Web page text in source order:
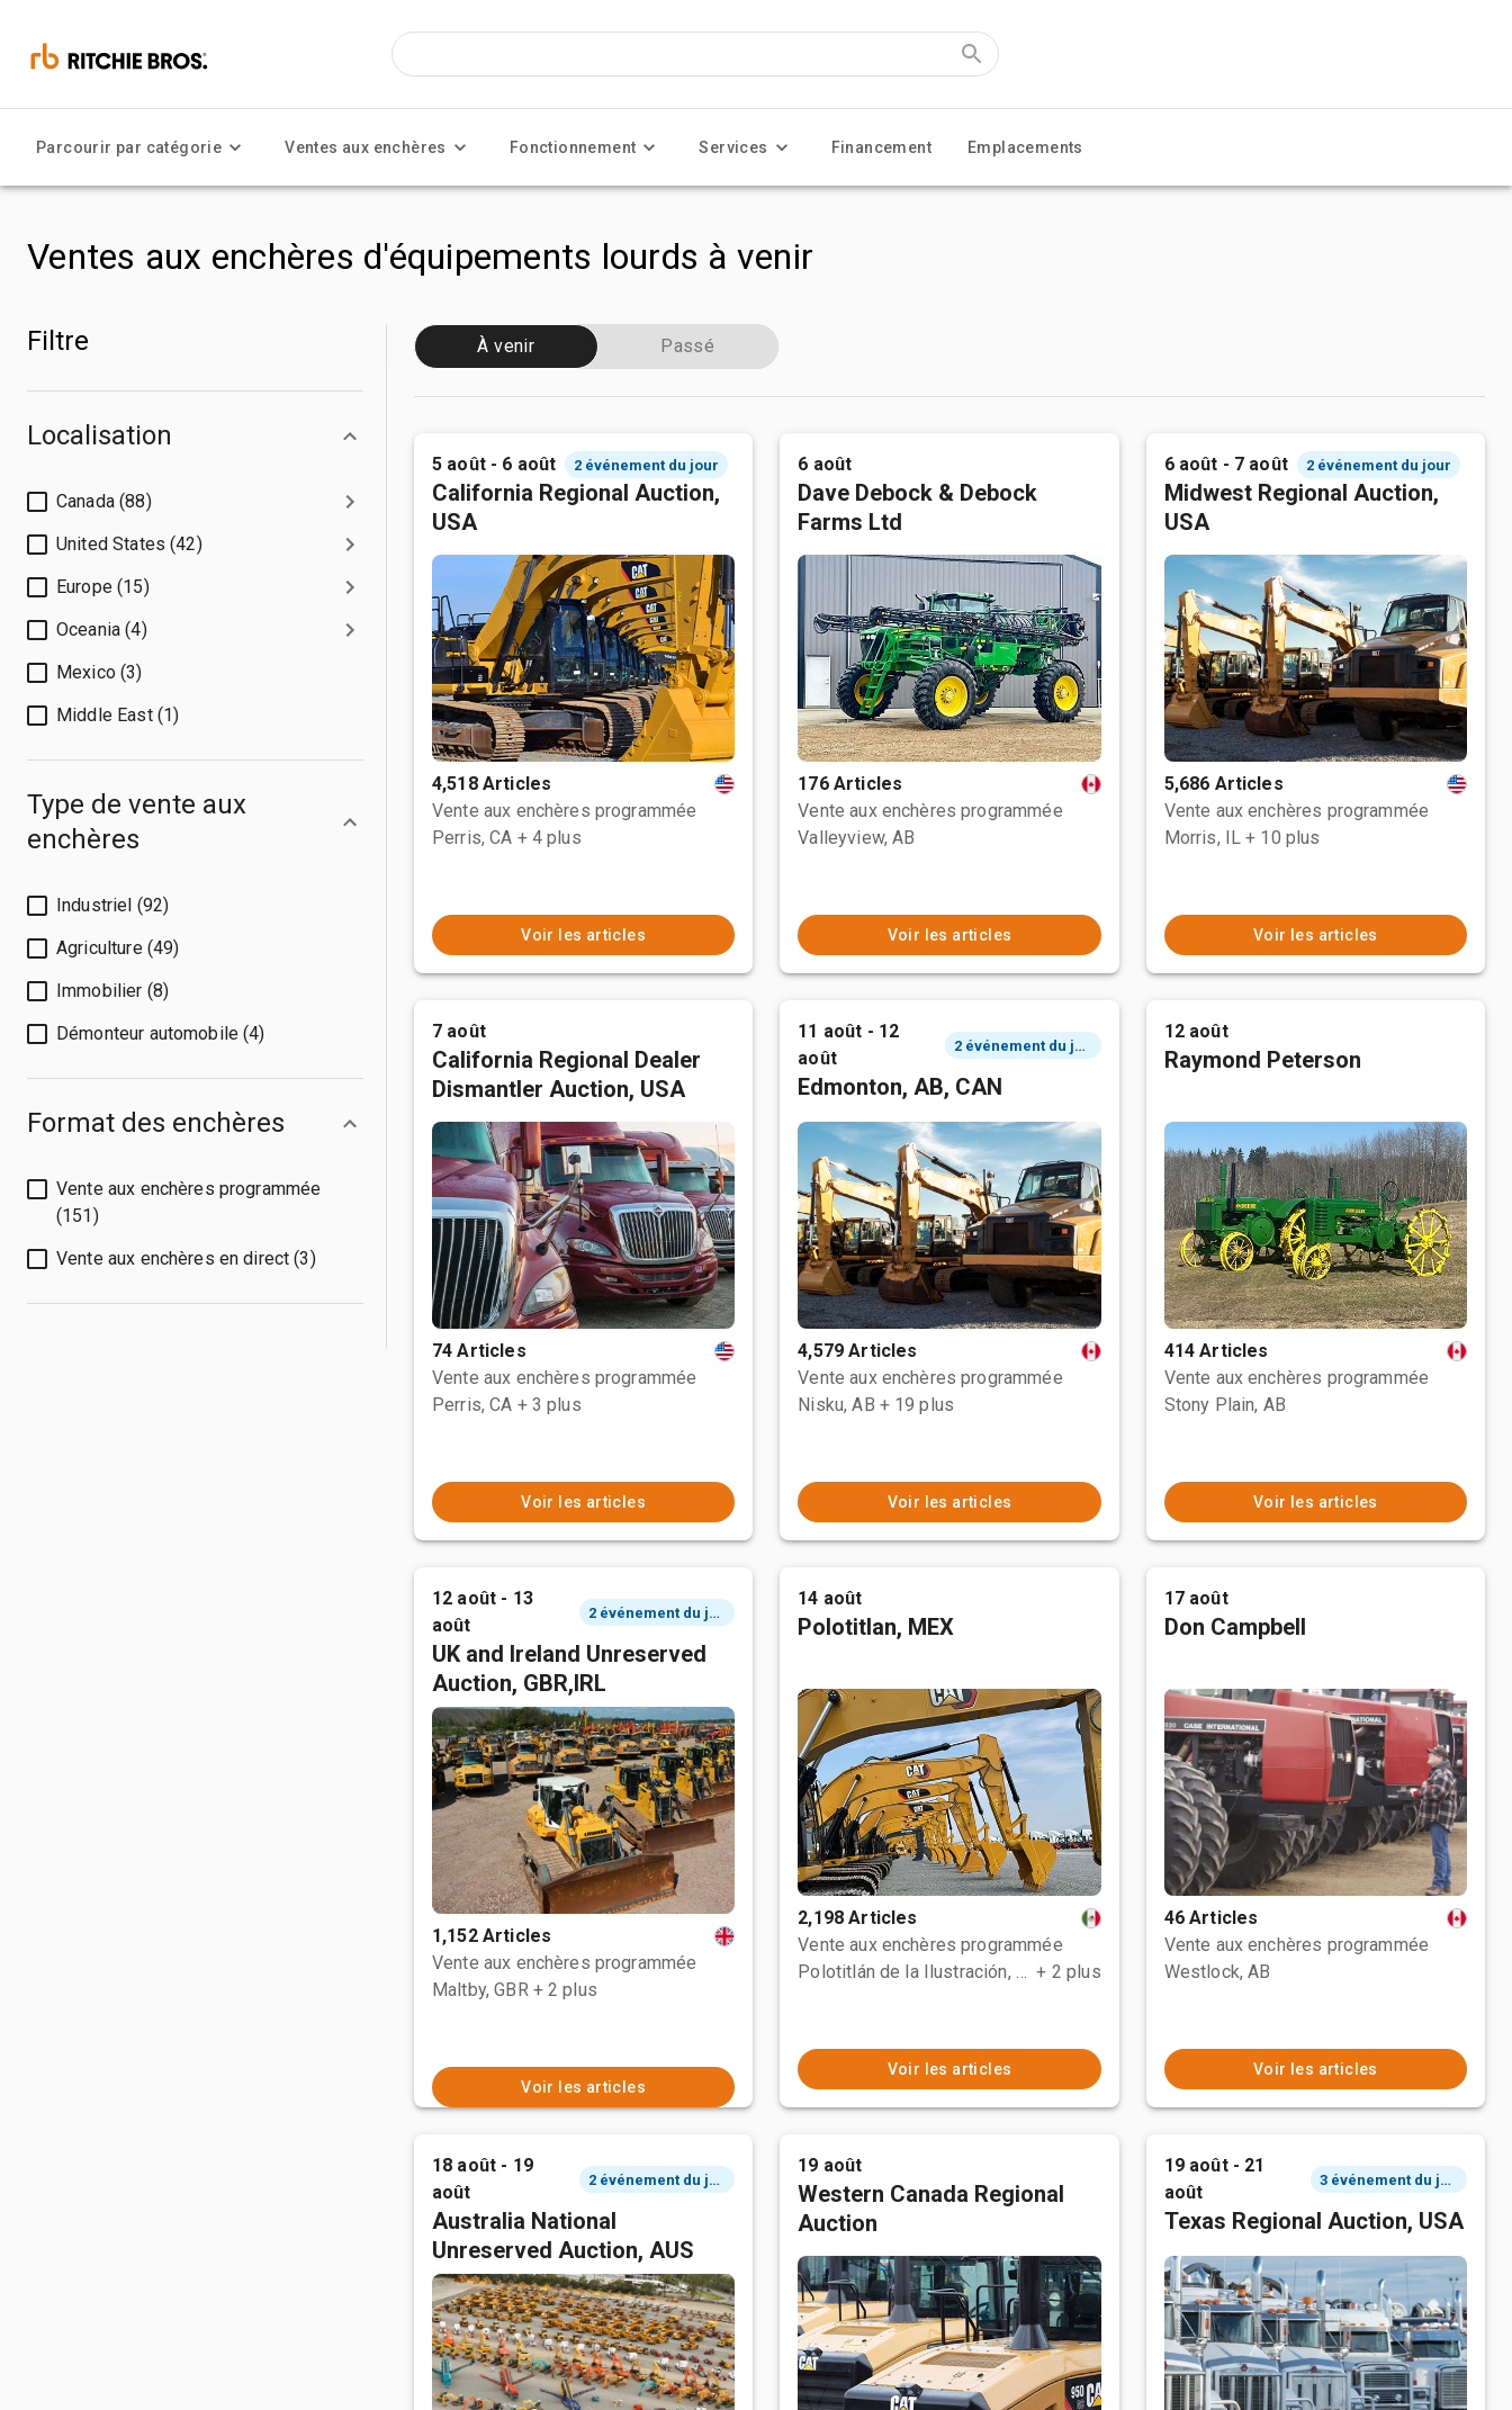
Parcourir par catégorie Ventes aux enchères Fonctionnement Services Financement Emplacements
Ventes aux enchères d'équipements lourds à venir
Filtre
Localisation
Canada (88)
United States (42)
Europe (15)
Oceania (4)
Mexico (3)
Middle East (1)
Type de vente aux
enchères
Industriel (92)
Agriculture (49)
Immobilier (8)
Démonteur automobile (4)
Format des enchères
Vente aux enchères programmée
(151)
Vente aux enchères en direct (3)
À venir Passé
5 août - 6 août 2 événement du jour
California Regional Auction,
USA
4,518 Articles
Vente aux enchères programmée
Perris, CA + 4 plus
Voir les articles
6 août
Dave Debock & Debock
Farms Ltd
176 Articles
Vente aux enchères programmée
Valleyview, AB
Voir les articles
6 août - 7 août 2 événement du jour
Midwest Regional Auction,
USA
5,686 Articles
Vente aux enchères programmée
Morris, IL + 10 plus
Voir les articles
7 août
California Regional Dealer
Dismantler Auction, USA
74 Articles
Vente aux enchères programmée
Perris, CA + 3 plus
Voir les articles
11 août - 12
août
2 événement du jour
Edmonton, AB, CAN
4,579 Articles
Vente aux enchères programmée
Nisku, AB + 19 plus
Voir les articles
12 août
Raymond Peterson
414 Articles
Vente aux enchères programmée
Stony Plain, AB
Voir les articles
12 août - 13
août
2 événement du jour
UK and Ireland Unreserved
Auction, GBR,IRL
1,152 Articles
Vente aux enchères programmée
Maltby, GBR + 2 plus
Voir les articles
14 août
Polotitlan, MEX
2,198 Articles
Vente aux enchères programmée
Polotitlán de la Ilustración, MEX + 2 plus
Voir les articles
17 août
Don Campbell
46 Articles
Vente aux enchères programmée
Westlock, AB
Voir les articles
18 août - 19
août
2 événement du jour
Australia National
Unreserved Auction, AUS
19 août
Western Canada Regional
Auction
19 août - 21
août
3 événement du jour
Texas Regional Auction, USA